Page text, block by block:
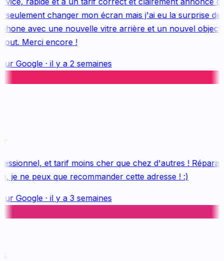
changer mon écran mais j'ai eu la surprise de
avec une nouvelle vitre arrière et un nouvel objectif,
Merci encore !
Google· il y a 2 semaines
et tarif moins cher que chez d'autres !
je ne peux que recommander cette adresse ! :)
Google· il y a 3 semaines